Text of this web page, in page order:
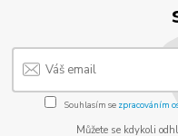
Souhlasím se zpracováním
Můžete se kdykoli